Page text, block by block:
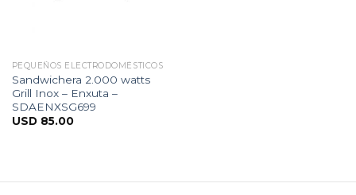
PEQUEÑOS ELECTRODOMÉSTICOS
Sandwichera 2.000 watts
Grill Inox – Enxuta –
SDAENXSG699
USD 85.00